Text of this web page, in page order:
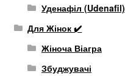
Уденафіл (Udenafil)
Для Жінок ✔️
Жіноча Віагра
Збуджувачі